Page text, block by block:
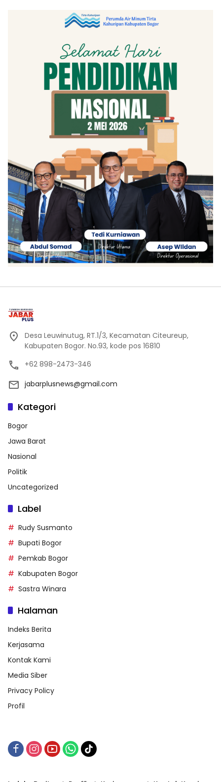
Desa Leuwinutug, RT.1/3, Kecamatan Citeureup,
Kabupaten Bogor. No.93, kode pos 16810
+62 898-2473-346
jabarplusnews@gmail.com
Kategori
Bogor
Jawa Barat
Nasional
Politik
Uncategorized
Label
Rudy Susmanto
Bupati Bogor
Pemkab Bogor
Kabupaten Bogor
Sastra Winara
Halaman
Indeks Berita
Kerjasama
Kontak Kami
Media Siber
Privacy Policy
Profil